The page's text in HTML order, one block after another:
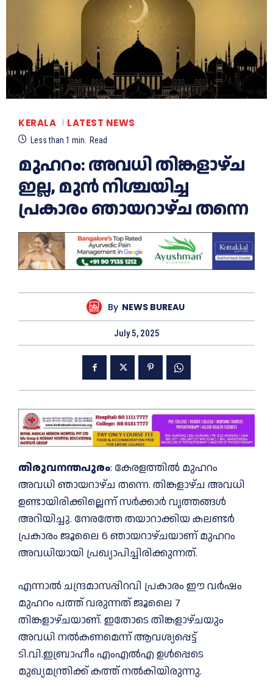
KERALA LATEST NEWS
Less than 1 min. Read
മുഹറം: അവധി തിങ്കളാഴ്ച
ഇല്ല, മുൻ നിശ്ചയിച്ച
പ്രകാരം ഞായറാഴ്ച തന്നെ
By NEWS BUREAU
July 5, 2025
തിരുവനന്തപുരം: കേരളത്തില്‍ മുഹറം
അവധി ഞായറാഴ്ച തന്നെ. തിങ്കളാഴ്ച അവധി
ഉണ്ടായിരിക്കില്ലെന്ന് സർക്കാർ വൃത്തങ്ങള്‍
അറിയിച്ചു. നേരത്തേ തയാറാക്കിയ കലണ്ടർ
പ്രകാരം ജൂലൈ 6 ഞായറാഴ്ചയാണ് മുഹറം
അവധിയായി പ്രഖ്യാപിച്ചിരിക്കുന്നത്.
എന്നാല്‍ ചന്ദ്രമാസപ്പിറവി പ്രകാരം ഈ വർഷം
മുഹറം പത്ത് വരുന്നത് ജൂലൈ 7
തിങ്കളാഴ്ചയാണ്. ഇതോടെ തിങ്കളാഴ്ചയും
അവധി നല്‍കണമെന്ന് ആവശ്യപ്പെട്ട്
ടി.വി.ഇബ്രാഹീം എംഎല്‍എ ഉള്‍പ്പെടെ
മുഖ്യമന്ത്രിക്ക് കത്ത് നല്‍കിയിരുന്നു.